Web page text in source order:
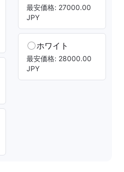
最安価格: 27000.00
JPY
ホワイト
最安価格: 28000.00
JPY